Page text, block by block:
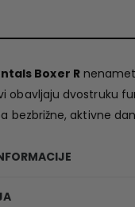
Boxer R
obavljaju dvostruku
bezbrižne, aktivne